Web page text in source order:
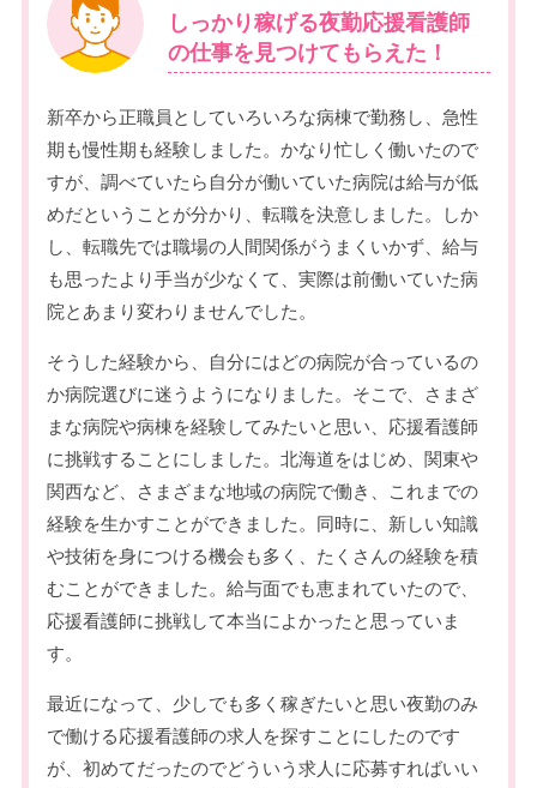
しっかり稼げる夜勤応援看護師
の仕事を見つけてもらえた！
新卒から正職員としていろいろな病棟で勤務し、急性
期も慢性期も経験しました。かなり忙しく働いたので
すが、調べていたら自分が働いていた病院は給与が低
めだということが分かり、転職を決意しました。しか
し、転職先では職場の人間関係がうまくいかず、給与
も思ったより手当が少なくて、実際は前働いていた病
院とあまり変わりませんでした。
そうした経験から、自分にはどの病院が合っているの
か病院選びに迷うようになりました。そこで、さまざ
まな病院や病棟を経験してみたいと思い、応援看護師
に挑戦することにしました。北海道をはじめ、関東や
関西など、さまざまな地域の病院で働き、これまでの
経験を生かすことができました。同時に、新しい知識
や技術を身につける機会も多く、たくさんの経験を積
むことができました。給与面でも恵まれていたので、
応援看護師に挑戦して本当によかったと思っていま
す。
最近になって、少しでも多く稼ぎたいと思い夜勤のみ
で働ける応援看護師の求人を探すことにしたのです
が、初めてだったのでどういう求人に応募すればいい